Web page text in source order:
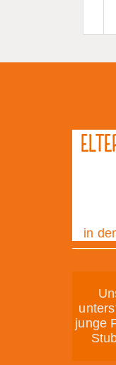
in
junge